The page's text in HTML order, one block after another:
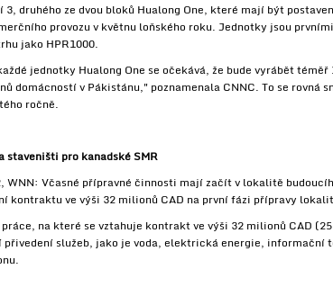
3, druhého ze dvou bloků Hualong One, které mají být
provozu v květnu loňského roku. Jednotky jsou
jako HPR1000.
jednotky Hualong One se očekává, že bude vyrábět
domácností v Pákistánu," poznamenala CNNC. To se
ročně.
staveništi pro kanadské SMR
WNN: Včasné přípravné činnosti mají začít v lokalitě
kontraktu ve výši 32 milionů CAD na první fázi přípravy
na které se vztahuje kontrakt ve výši 32 milionů CAD
přivedení služeb, jako je voda, elektrická energie,